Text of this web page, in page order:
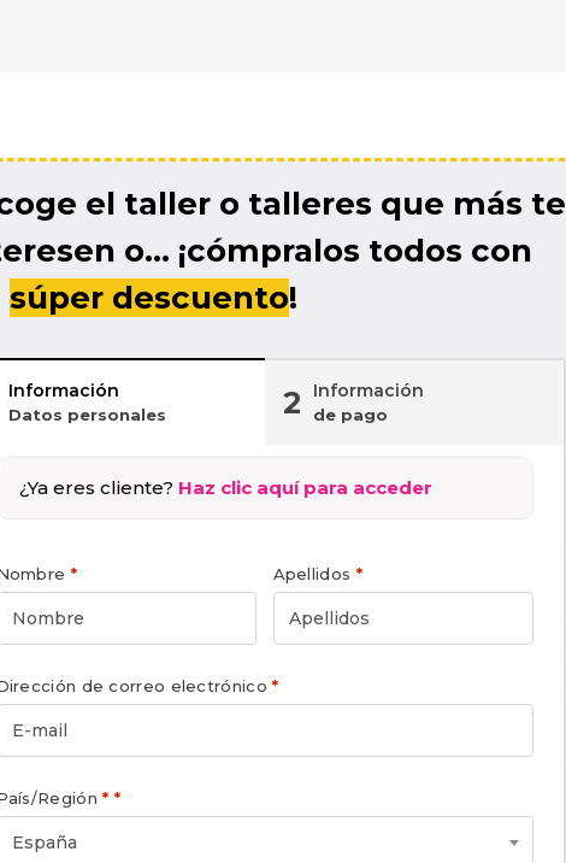
el taller o talleres que más te
o... ¡cómpralos todos con
súper descuento!
Información
Datos personales 2 Información
de pago
¿Ya eres cliente? Haz clic aquí para acceder
* Apellidos *
de correo electrónico*
Región* *
España